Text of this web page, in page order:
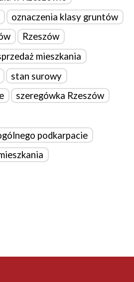
oznaczenia klasy gruntów
Rzeszów
mieszkania
stan surowy
szeregówka Rzeszów
podkarpacie